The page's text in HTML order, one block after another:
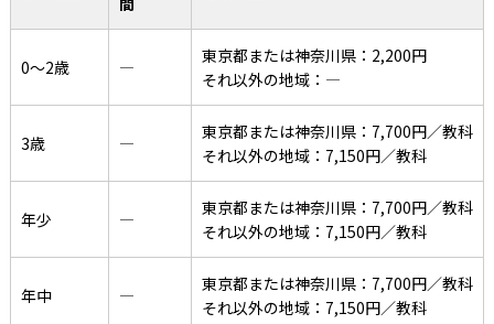
0〜2歳 ―
東京都または神奈川県：2,200円
それ以外の地域：―
3歳 ―
東京都または神奈川県：7,700円／教科
それ以外の地域：7,150円／教科
年少 ―
東京都または神奈川県：7,700円／教科
それ以外の地域：7,150円／教科
年中 ―
東京都または神奈川県：7,700円／教科
それ以外の地域：7,150円／教科